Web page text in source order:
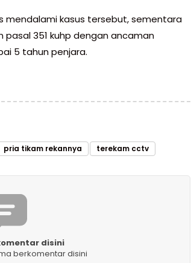
mendalami kasus tersebut, sementara
pasal 351 kuhp dengan ancaman
5 tahun penjara.
pria tikam rekannya terekam cctv
disini
berkomentar disini